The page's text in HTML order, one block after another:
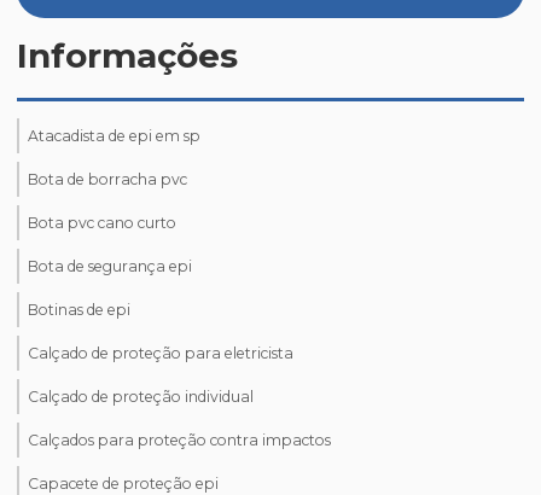
Informações
Atacadista de epi em sp
Bota de borracha pvc
Bota pvc cano curto
Bota de segurança epi
Botinas de epi
Calçado de proteção para eletricista
Calçado de proteção individual
Calçados para proteção contra impactos
Capacete de proteção epi